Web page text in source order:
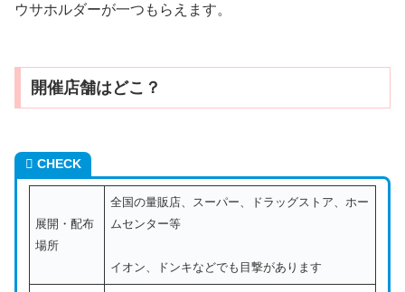
ウサホルダーが一つもらえます。
開催店舗はどこ？
CHECK
展開・配布
場所
全国の量販店、スーパー、ドラッグストア、ホー
ムセンター等
イオン、ドンキなどでも目撃があります